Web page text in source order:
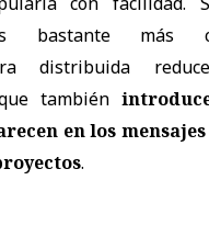
bastante más
distribuida
también
en los
.